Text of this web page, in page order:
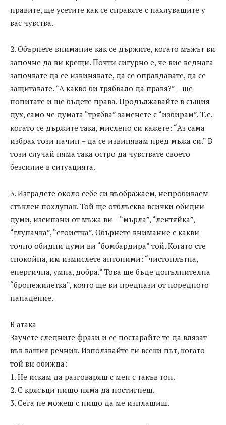
правите, ще усетите как се справяте с нахлуващите у
вас чувства.
2. Обърнете внимание как се държите, когато мъжът ви
започне да ви крещи. Почти сигурно е, че вие веднага
започвате да се извинявате, да се оправдавате, да се
защитавате. “А какво би трябвало да правя?” – ще
попитате и ще бъдете права. Продължавайте в същия
дух, само че думата “трябва” заменете с “избирам”. Т.е.
когато се държите така, мислено си кажете: “Аз сама
избрах този начин – да се извинявам пред мъжа си.” В
този случай няма така остро да чувствате своето
безсилие в ситуацията.
3. Изградете около себе си въображаем, непробиваем
стъклен похлупак. Той ще отблъсква всички обидни
думи, изсипани от мъжа ви – “мърла”, “лентяйка”,
“глупачка”, “егоистка”. Обърнете внимание с какви
точно обидни думи ви “бомбардира” той. Когато сте
спокойна, им измислете антоними: “чистоплътна,
енергична, умна, добра.” Това ще бъде допълнителна
“бронежилетка”, която ще ви предпази от поредното
нападение.
В атака
Заучете следните фрази и се постарайте те да влязат
във вашия речник. Използвайте ги всеки път, когато
той ви обижда:
1. Не искам да разговаряш с мен с такъв тон.
2. С крясъци нищо няма да постигнеш.
3. Сега не можеш с нищо да ме изплашиш.